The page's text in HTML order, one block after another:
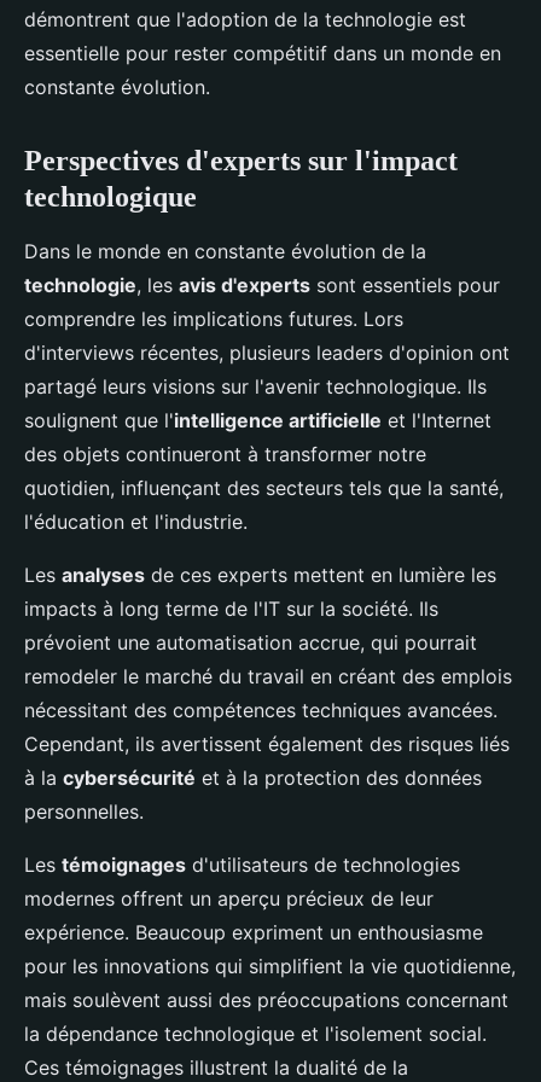
démontrent que l'adoption de la technologie est
essentielle pour rester compétitif dans un monde en
constante évolution.
Perspectives d'experts sur l'impact
technologique
Dans le monde en constante évolution de la
technologie, les avis d'experts sont essentiels pour
comprendre les implications futures. Lors
d'interviews récentes, plusieurs leaders d'opinion ont
partagé leurs visions sur l'avenir technologique. Ils
soulignent que l'intelligence artificielle et l'Internet
des objets continueront à transformer notre
quotidien, influençant des secteurs tels que la santé,
l'éducation et l'industrie.
Les analyses de ces experts mettent en lumière les
impacts à long terme de l'IT sur la société. Ils
prévoient une automatisation accrue, qui pourrait
remodeler le marché du travail en créant des emplois
nécessitant des compétences techniques avancées.
Cependant, ils avertissent également des risques liés
à la cybersécurité et à la protection des données
personnelles.
Les témoignages d'utilisateurs de technologies
modernes offrent un aperçu précieux de leur
expérience. Beaucoup expriment un enthousiasme
pour les innovations qui simplifient la vie quotidienne,
mais soulèvent aussi des préoccupations concernant
la dépendance technologique et l'isolement social.
Ces témoignages illustrent la dualité de la